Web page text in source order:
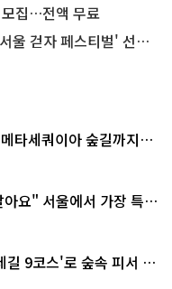
집…전액 무료
페스티벌' 선착순 5천명
타세쿼이아 숲길까지…
요" 서울에서 가장 특별
9코스'로 숲속 피서 떠